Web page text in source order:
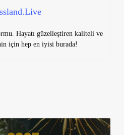
Hayatı güzelleştiren kaliteli ve
için hep en iyisi burada!